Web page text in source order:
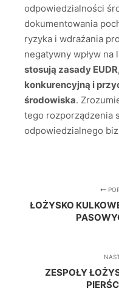
odpowiedzialności
dokumentowania
ryzyka i wdrażania
negatywny wpływ na
stosują zasady
konkurencyjną i
środowiska.
tego rozporządzenia
odpowiedzialnego
ŁOŻYSKO
ZESPOŁY